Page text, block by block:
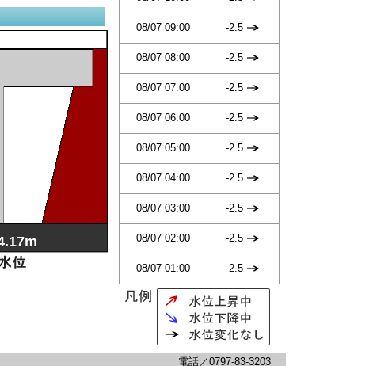
08/07 09:00 -2.5
08/07 08:00 -2.5
08/07 07:00 -2.5
08/07 06:00 -2.5
08/07 05:00 -2.5
08/07 04:00 -2.5
08/07 03:00 -2.5
08/07 02:00 -2.5
08/07 01:00 -2.5
電話／0797-83-3203